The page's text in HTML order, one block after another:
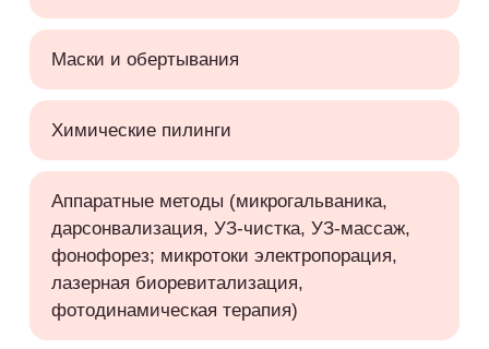
Маски и обертывания
Химические пилинги
Аппаратные методы (микрогальваника,
дарсонвализация, УЗ-чистка, УЗ-массаж,
фонофорез; микротоки электропорация,
лазерная биоревитализация,
фотодинамическая терапия)